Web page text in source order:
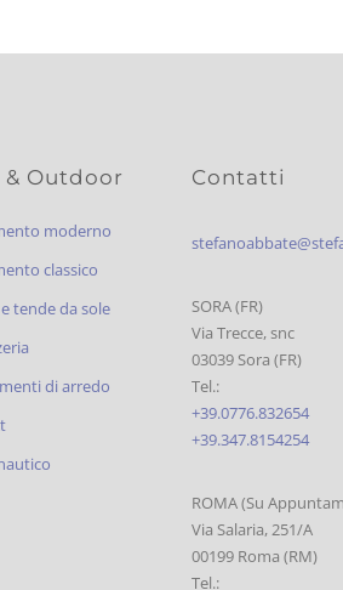
Outdoor
moderno
classico
tende da sole
di arredo
Contatti
SORA (FR)
Via Trecce, snc
03039 Sora (FR)
Tel.:
+39.0776.832654
+39.347.8154254
ROMA (Su
Via Salaria, 251/A
00199 Roma (RM)
Tel.: